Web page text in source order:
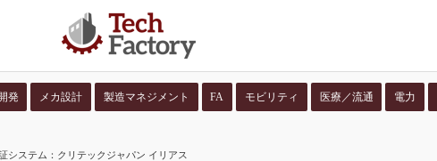
発 メカ設計 製造マネジメント FA モビリティ 医療／流通 電力
システム：クリテックジャパン イリアス